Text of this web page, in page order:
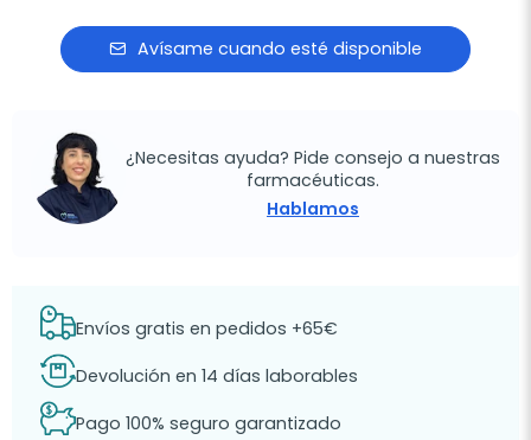
Avísame cuando esté disponible
¿Necesitas ayuda? Pide consejo a nuestras
farmacéuticas.
Hablamos
Envíos gratis en pedidos +65€
Devolución en 14 días laborables
Pago 100% seguro garantizado